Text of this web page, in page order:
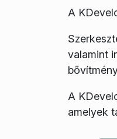
A
valamint
A
amelyek